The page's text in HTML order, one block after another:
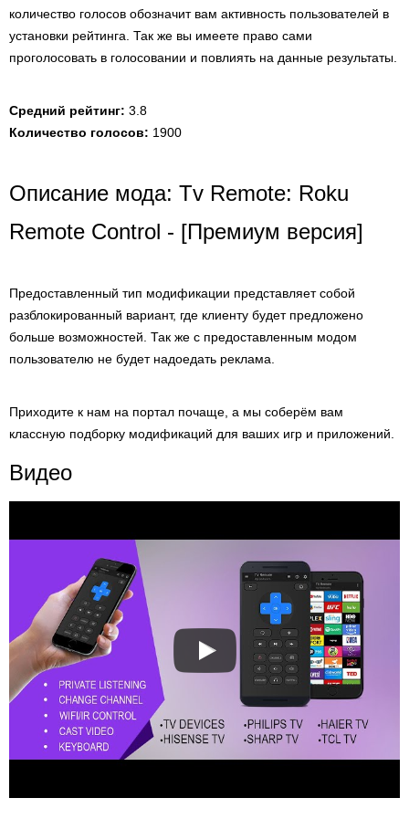
количество голосов обозначит вам активность пользователей в
установки рейтинга. Так же вы имеете право сами
проголосовать в голосовании и повлиять на данные результаты.
Средний рейтинг: 3.8
Количество голосов: 1900
Описание мода: Tv Remote: Roku
Remote Control - [Премиум версия]
Предоставленный тип модификации представляет собой
разблокированный вариант, где клиенту будет предложено
больше возможностей. Так же с предоставленным модом
пользователю не будет надоедать реклама.
Приходите к нам на портал почаще, а мы соберём вам
классную подборку модификаций для ваших игр и приложений.
Видео